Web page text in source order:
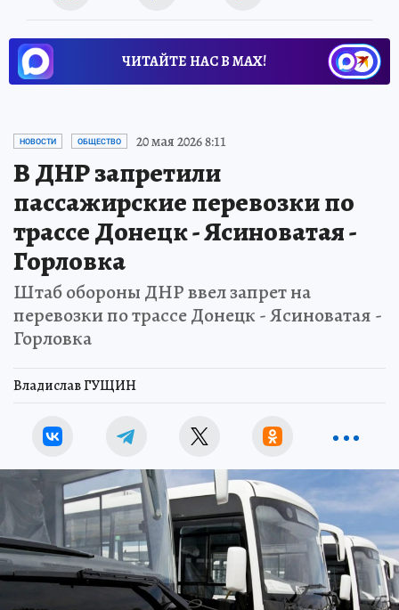
ЧИТАЙТЕ НАС В МАХ!
НОВОСТИ ОБЩЕСТВО 20 мая 2026 8:11
В ДНР запретили
пассажирские перевозки по
трассе Донецк - Ясиноватая -
Горловка
Штаб обороны ДНР ввел запрет на
перевозки по трассе Донецк - Ясиноватая -
Горловка
Владислав ГУЩИН